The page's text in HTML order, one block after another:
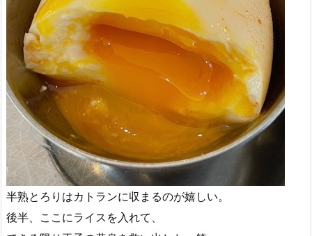
半熟とろりはカトランに収まるのが嬉しい。
後半、ここにライスを入れて、